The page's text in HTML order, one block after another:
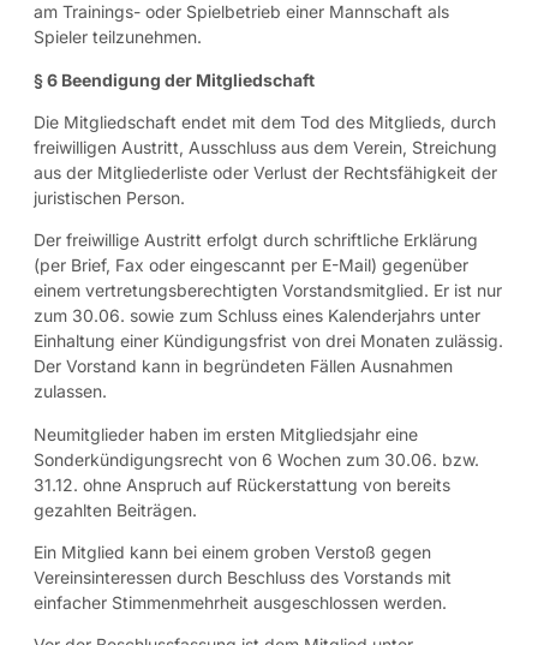
am Trainings- oder Spielbetrieb einer Mannschaft als
Spieler teilzunehmen.
§ 6 Beendigung der Mitgliedschaft
Die Mitgliedschaft endet mit dem Tod des Mitglieds, durch
freiwilligen Austritt, Ausschluss aus dem Verein, Streichung
aus der Mitgliederliste oder Verlust der Rechtsfähigkeit der
juristischen Person.
Der freiwillige Austritt erfolgt durch schriftliche Erklärung
(per Brief, Fax oder eingescannt per E-Mail) gegenüber
einem vertretungsberechtigten Vorstandsmitglied. Er ist nur
zum 30.06. sowie zum Schluss eines Kalenderjahrs unter
Einhaltung einer Kündigungsfrist von drei Monaten zulässig.
Der Vorstand kann in begründeten Fällen Ausnahmen
zulassen.
Neumitglieder haben im ersten Mitgliedsjahr eine
Sonderkündigungsrecht von 6 Wochen zum 30.06. bzw.
31.12. ohne Anspruch auf Rückerstattung von bereits
gezahlten Beiträgen.
Ein Mitglied kann bei einem groben Verstoß gegen
Vereinsinteressen durch Beschluss des Vorstands mit
einfacher Stimmenmehrheit ausgeschlossen werden.